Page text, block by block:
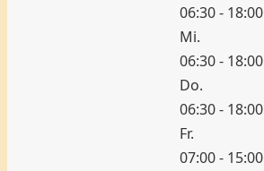
06:30 - 18:00
Mi.
06:30 - 18:00
Do.
06:30 - 18:00
Fr.
07:00 - 15:00